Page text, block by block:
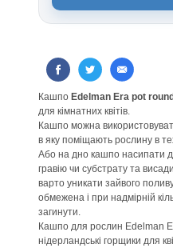
Кашпо Edelman Era pot round
для кімнатних квітів.
Кашпо можна
в яку поміщають рослину в
Або на дно кашпо насипати
гравію чи субстрату та
варто уникати зайвого
обмежена і при надмірній
загинути.
Кашпо для рослин Edelman
нідерландські горщики для